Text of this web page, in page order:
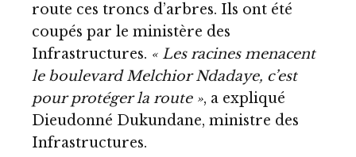
route ces troncs d’arbres. Ils ont été
coupés par le ministère des
Infrastructures. « Les racines menacent
le boulevard Melchior Ndadaye, c’est
pour protéger la route », a expliqué
Dieudonné Dukundane, ministre des
Infrastructures.